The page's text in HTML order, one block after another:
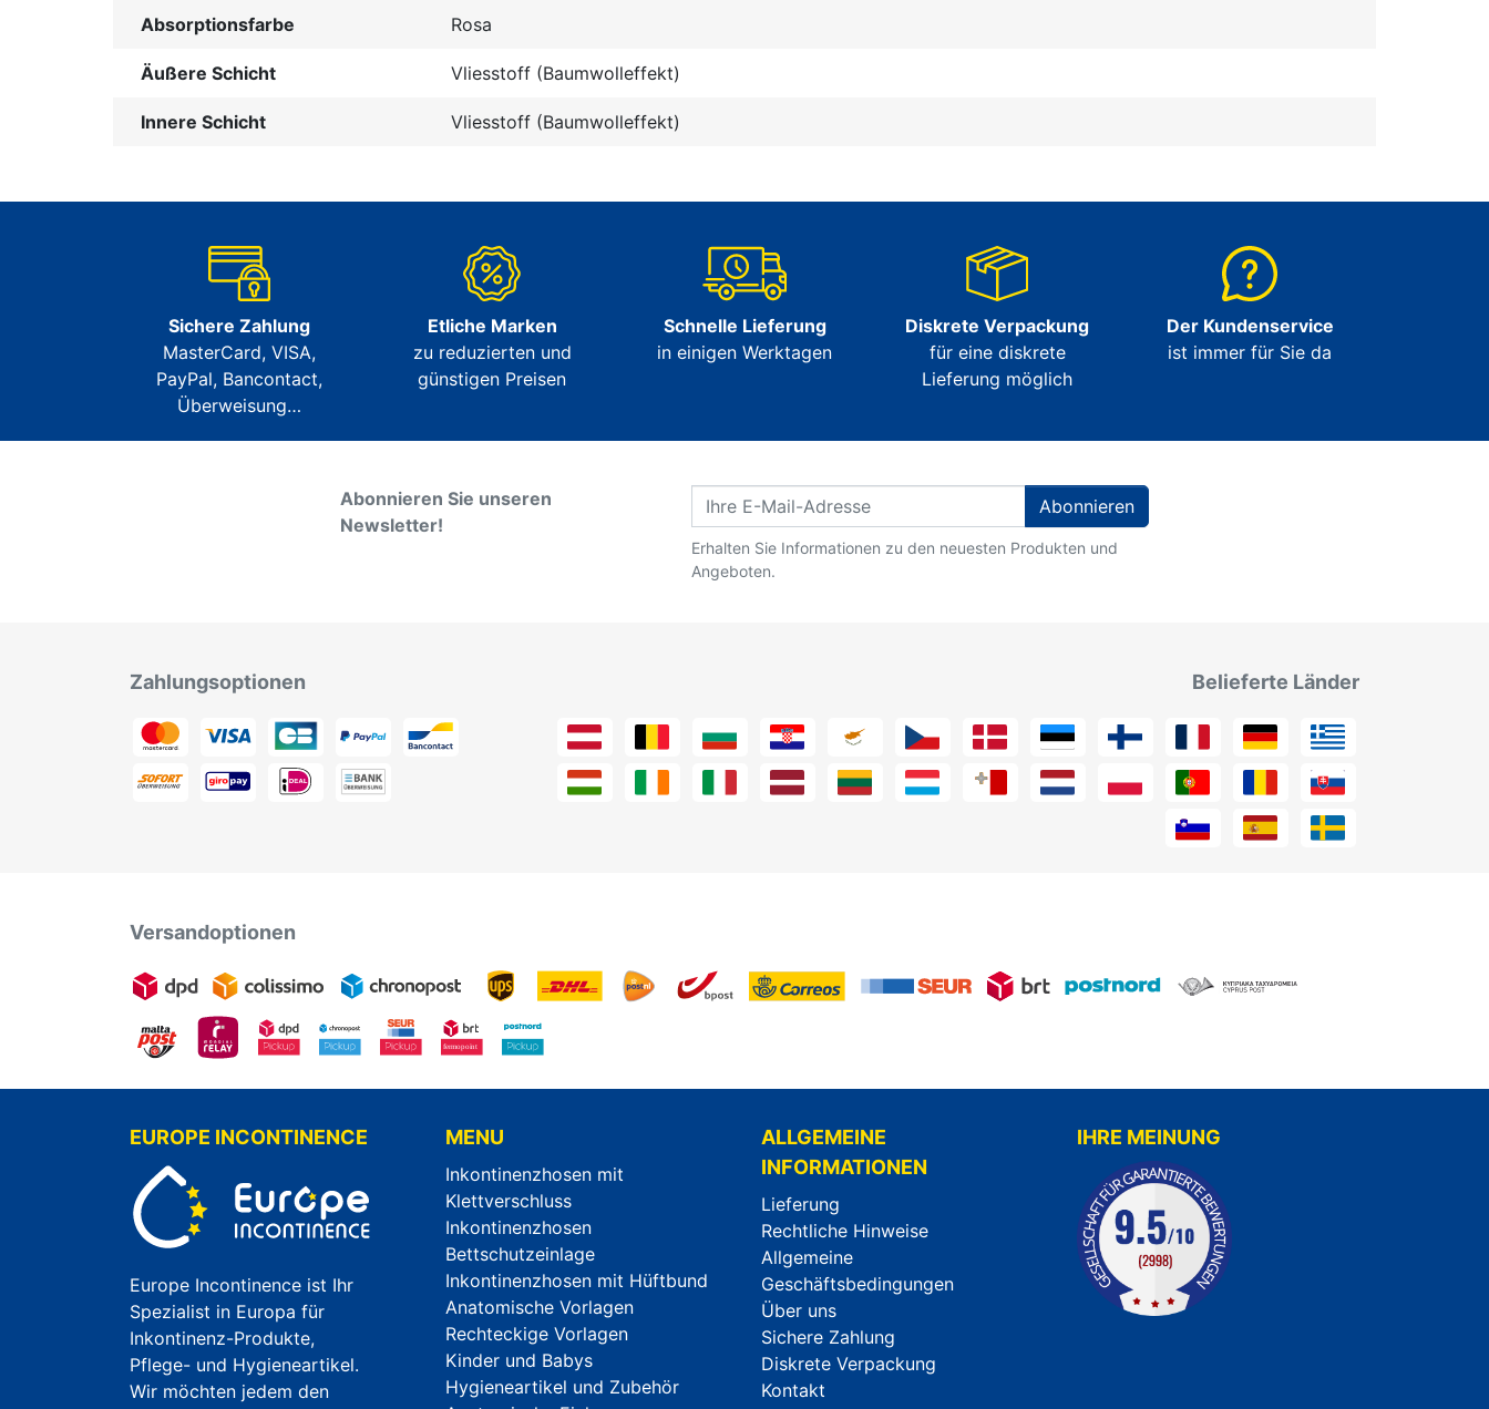
Absorptionsfarbe Rosa
Äußere Schicht Vliesstoff (Baumwolleffekt)
Innere Schicht Vliesstoff (Baumwolleffekt)
Sichere Zahlung
MasterCard, VISA,
PayPal, Bancontact,
Überweisung…
Etliche Marken
zu reduzierten und
günstigen Preisen
Schnelle Lieferung
in einigen Werktagen
Diskrete Verpackung
für eine diskrete
Lieferung möglich
Der Kundenservice
ist immer für Sie da
Abonnieren Sie unseren
Newsletter!
Abonnieren
Erhalten Sie Informationen zu den neuesten Produkten und
Angeboten.
Zahlungsoptionen Belieferte Länder
Versandoptionen
EUROPE INCONTINENCE
Europe Incontinence ist Ihr
Spezialist in Europa für
Inkontinenz-Produkte,
Pflege- und Hygieneartikel.
Wir möchten jedem den
MENU
Inkontinenzhosen mit
Klettverschluss
Inkontinenzhosen
Bettschutzeinlage
Inkontinenzhosen mit Hüftbund
Anatomische Vorlagen
Rechteckige Vorlagen
Kinder und Babys
Hygieneartikel und Zubehör
ALLGEMEINE
INFORMATIONEN
Lieferung
Rechtliche Hinweise
Allgemeine
Geschäftsbedingungen
Über uns
Sichere Zahlung
Diskrete Verpackung
Kontakt
IHRE MEINUNG